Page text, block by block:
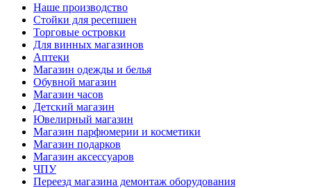
Наше производство
Стойки для ресепшен
Торговые островки
Для винных магазинов
Аптеки
Магазин одежды и белья
Обувной магазин
Магазин часов
Детский магазин
Ювелирный магазин
Магазин парфюмерии и косметики
Магазин подарков
Магазин аксессуаров
ЧПУ
Переезд магазина демонтаж оборудования